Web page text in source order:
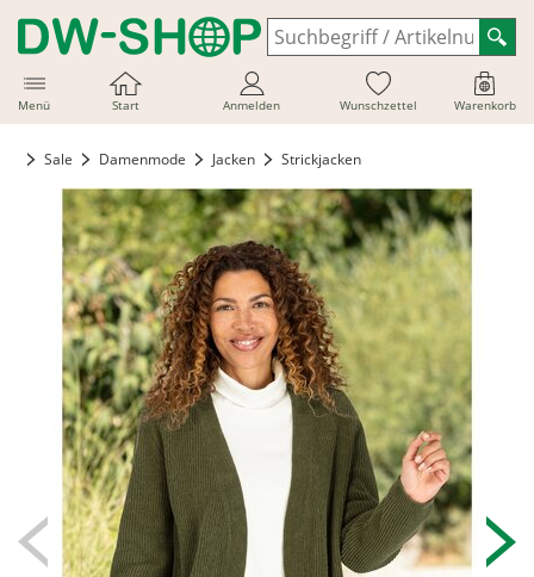
Menü Start Anmelden Wunschzettel Warenkorb
Sale Damenmode Jacken Strickjacken